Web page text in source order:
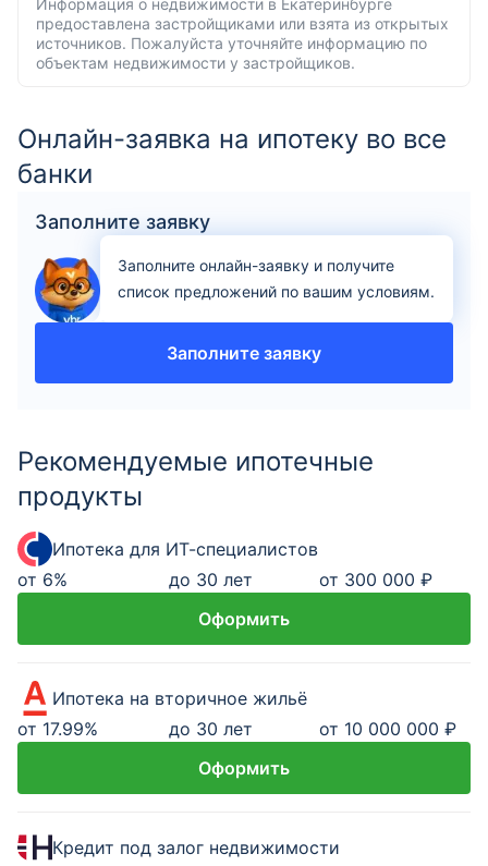
Информация о недвижимости в Екатеринбурге
предоставлена застройщиками или взята из открытых
источников. Пожалуйста уточняйте информацию по
объектам недвижимости у застройщиков.
Онлайн-заявка на ипотеку во все
банки
Заполните заявку
Заполните онлайн-заявку и получите
список предложений по вашим условиям.
Заполните заявку
Рекомендуемые ипотечные
продукты
Ипотека для ИТ-специалистов
от 6% до 30 лет
от 300 000 ₽
Оформить
Ипотека на вторичное жильё
от 17.99% до 30 лет
от 10 000 000 ₽
Оформить
Кредит под залог недвижимости